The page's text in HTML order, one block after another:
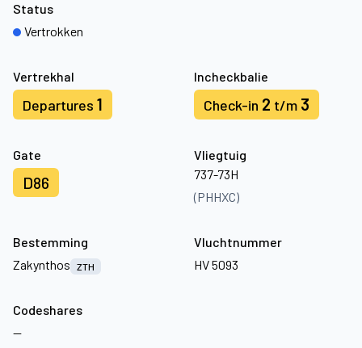
Vertrekhal
Departures 1
Incheckbalie
Check-in 2 t/m 3
Gate
D86
Vliegtuig
737-73H
(PHHXC)
Status
Vertrokken
Bestemming
Zakynthos
ZTH
Vluchtnummer
HV 5093
Codeshares
—